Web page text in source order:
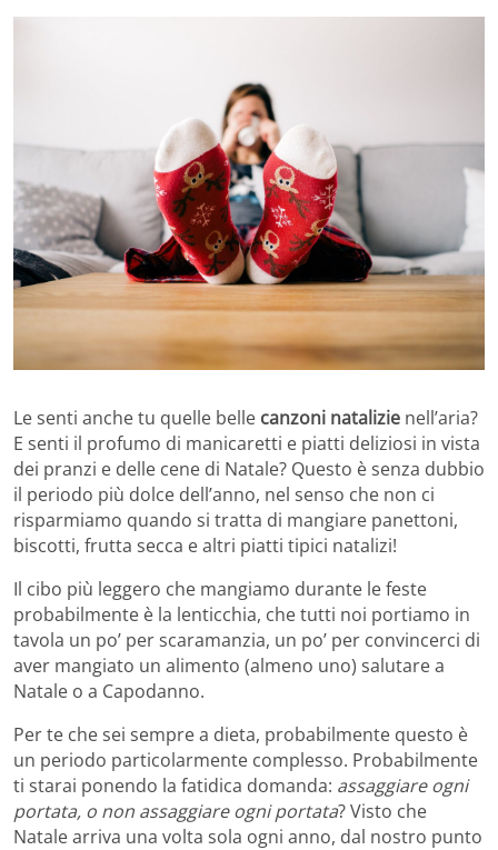
Le senti anche tu quelle belle canzoni natalizie nell’aria?
E senti il profumo di manicaretti e piatti deliziosi in vista
dei pranzi e delle cene di Natale? Questo è senza dubbio
il periodo più dolce dell’anno, nel senso che non ci
risparmiamo quando si tratta di mangiare panettoni,
biscotti, frutta secca e altri piatti tipici natalizi!
Il cibo più leggero che mangiamo durante le feste
probabilmente è la lenticchia, che tutti noi portiamo in
tavola un po’ per scaramanzia, un po’ per convincerci di
aver mangiato un alimento (almeno uno) salutare a
Natale o a Capodanno.
Per te che sei sempre a dieta, probabilmente questo è
un periodo particolarmente complesso. Probabilmente
ti starai ponendo la fatidica domanda: assaggiare ogni
portata, o non assaggiare ogni portata? Visto che
Natale arriva una volta sola ogni anno, dal nostro punto